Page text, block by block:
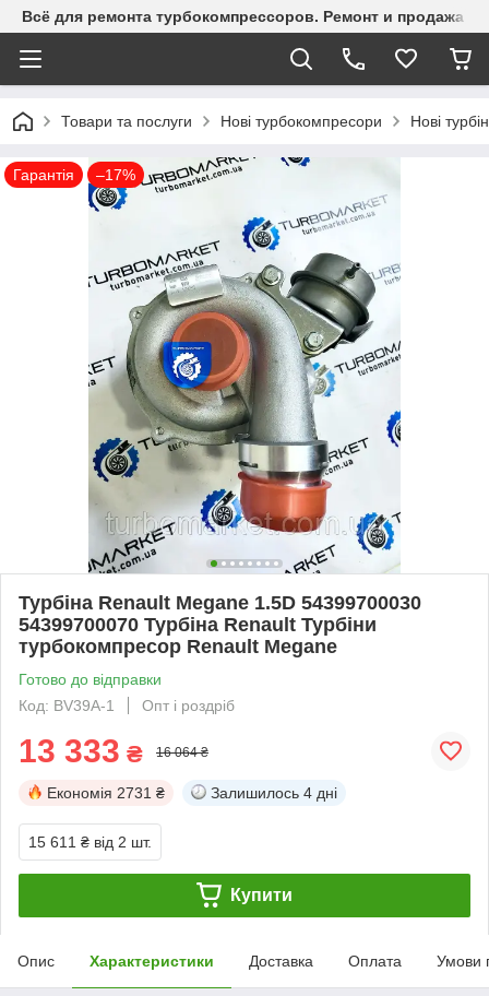
Всё для ремонта турбокомпрессоров. Ремонт и продажа
Товари та послуги Нові турбокомпресори Нові
Гарантія –17%
Турбіна Renault Megane 1.5D 54399700030
54399700070 Турбіна Renault Турбіни
турбокомпресор Renault Megane
Готово до відправки
Код: BV39A-1
Опт і роздріб
13 333 ₴ 16 064 ₴
Економія 2731 ₴ Залишилось 4 дні
15 611 ₴ від 2 шт.
Купити
Опис Характеристики Доставка Оплата Умови